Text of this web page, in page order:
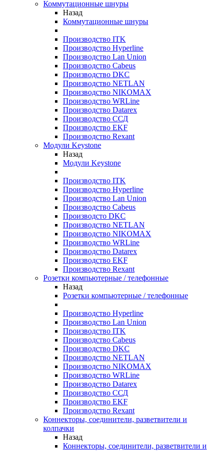
Коммутационные шнуры
Назад
Коммутационные шнуры
Производство ITK
Производство Hyperline
Производство Lan Union
Производство Cabeus
Производство DKC
Производство NETLAN
Производство NIKOMAX
Производство WRLine
Производство Datarex
Производство ССД
Производство EKF
Производство Rexant
Модули Keystone
Назад
Модули Keystone
Производство ITK
Производство Hyperline
Производство Lan Union
Производство Cabeus
Производсто DKC
Производство NETLAN
Производство NIKOMAX
Производство WRLine
Производство Datarex
Производство EKF
Производство Rexant
Розетки компьютерные / телефонные
Назад
Розетки компьютерные / телефонные
Производство Hyperline
Производство Lan Union
Производство ITK
Производство Cabeus
Производство DKC
Производство NETLAN
Производство NIKOMAX
Производство WRLine
Производство Datarex
Производство ССД
Производство EKF
Производство Rexant
Коннекторы, соединители, разветвители и
колпачки
Назад
Коннекторы, соединители, разветвители и